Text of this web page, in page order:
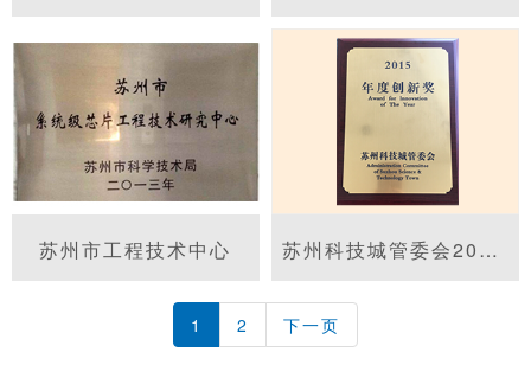
苏州市工程技术中心 苏州科技城管委会2015年度创新奖
1 2 下一页